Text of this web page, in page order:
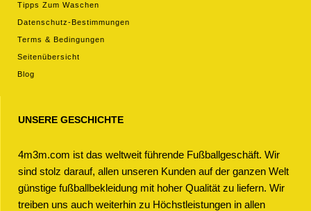
Tipps Zum Waschen
Datenschutz-Bestimmungen
Terms & Bedingungen
Seitenübersicht
Blog
UNSERE GESCHICHTE
4m3m.com ist das weltweit führende Fußballgeschäft. Wir
sind stolz darauf, allen unseren Kunden auf der ganzen Welt
günstige fußballbekleidung mit hoher Qualität zu liefern. Wir
treiben uns auch weiterhin zu Höchstleistungen in allen